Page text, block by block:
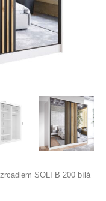
SOLI B 200 bílá